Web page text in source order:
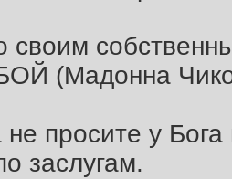
своим
(Мадонна
не просите у
заслугам.